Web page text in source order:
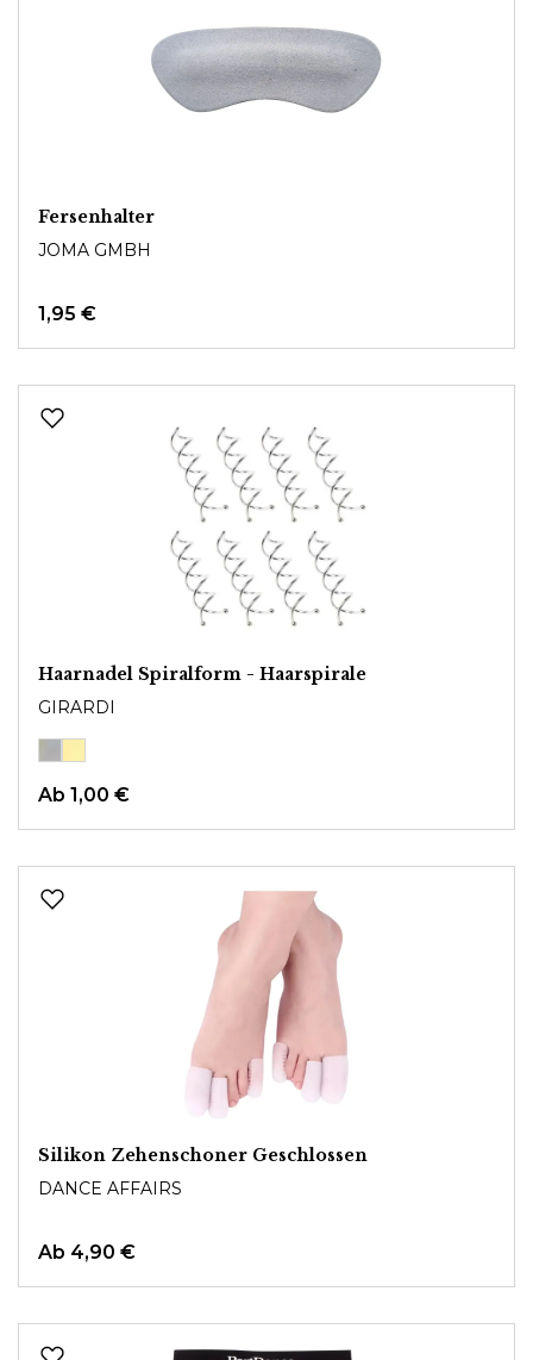
Fersenhalter
JOMA GMBH
1,95 €
Haarnadel Spiralform - Haarspirale
GIRARDI
Ab 1,00 €
Silikon Zehenschoner Geschlossen
DANCE AFFAIRS
Ab 4,90 €